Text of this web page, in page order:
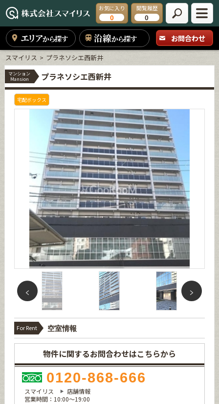
お気に入り
0
閲覧履歴
0
エリアから探す 沿線から探す お問合わせ
スマイリス プラネソシエ西新井
マンション
Mansion
プラネソシエ西新井
宅配ボックス
For Rent 空室情報
物件に関するお問合わせはこちらから
0120-868-666
スマイリス
店舗情報
営業時間：10:00～19:00